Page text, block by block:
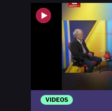
VIDEOS